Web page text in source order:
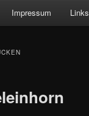
Impressum Links